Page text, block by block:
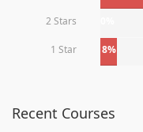
2 Stars
1 Star 8%
Recent Courses